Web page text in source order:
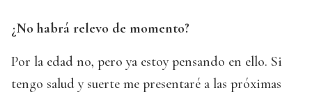
¿No habrá relevo de momento?
Por la edad no, pero ya estoy pensando en ello. Si
tengo salud y suerte me presentaré a las próximas